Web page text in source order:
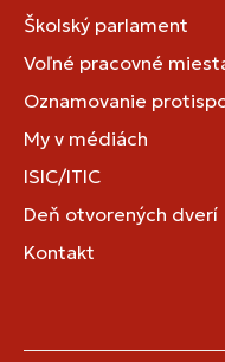
Školský parlament
Voľné pracovné
Oznamovanie
My v médiách
ISIC/ITIC
Deň otvorených dverí
Kontakt